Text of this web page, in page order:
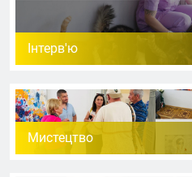
Інтерв'ю
Мистецтво